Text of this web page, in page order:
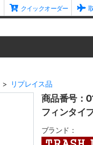
クイックオーダー
リプレイス品
商品番号：
フィンタイ
ブランド：